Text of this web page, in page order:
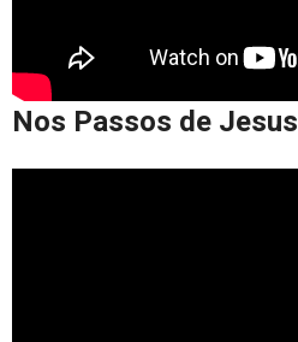
Nos Passos de Jesus